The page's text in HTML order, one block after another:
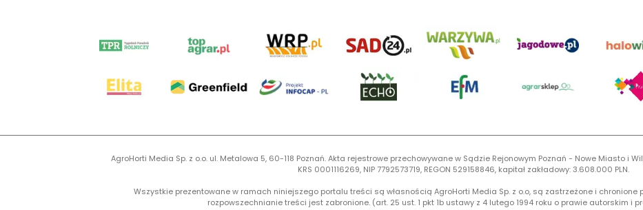
AgroHorti Media Sp. z o.o. ul. Metalowa 5, 60-118 Poznań. Akta rejestrowe przechowywane w Sądzie Rejonowym Poznań - Nowe Miasto i
KRS 0001116269, NIP 7792573719, REGON 529158846, kapitał zakładowy: 3.608.000 PLN.
Wszystkie prezentowane w ramach niniejszego portalu treści są własnością AgroHorti Media Sp. z o.o, są zastrzeżone i chronione
rozpowszechnianie treści jest zabronione. (art. 25 ust. 1 pkt 1b ustawy z 4 lutego 1994 roku o prawie autorskim i